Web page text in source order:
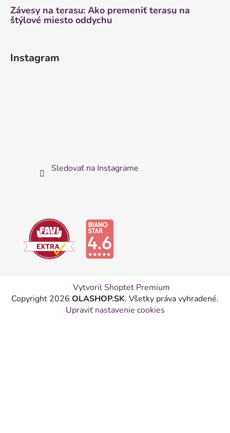
Závesy na terasu: Ako premeniť terasu na
štýlové miesto oddychu
Instagram
Sledovať na Instagrame
Vytvoril Shoptet Premium
Copyright 2026 OLASHOP.SK. Všetky práva vyhradené.
Upraviť nastavenie cookies